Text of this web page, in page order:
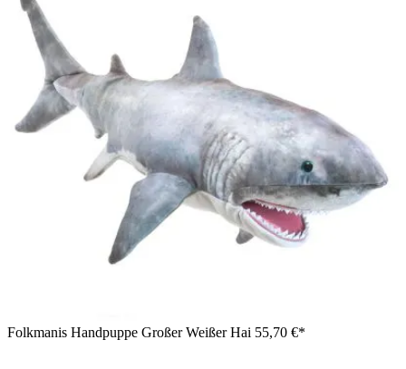
Folkmanis Handpuppe Großer Weißer Hai 55,70 €*